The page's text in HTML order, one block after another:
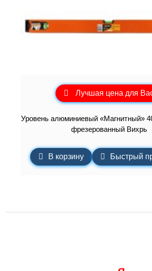
Лучшая цена для
Уровень алюминиевый «Магнитный»
фрезерованный Вихрь
В корзину Быстрый